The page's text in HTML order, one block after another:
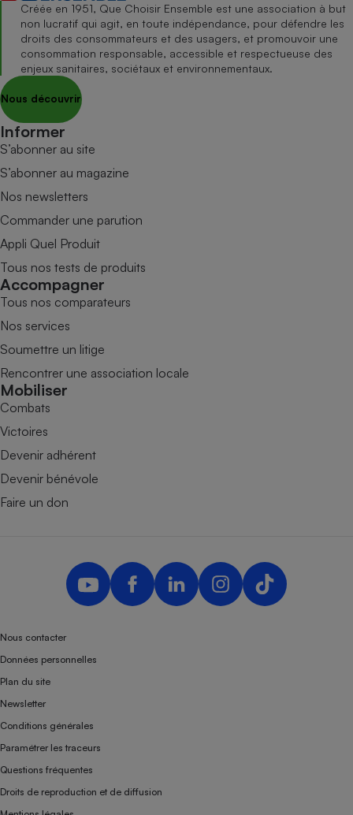
Créée en 1951, Que Choisir Ensemble est une association à but
non lucratif qui agit, en toute indépendance, pour défendre les
droits des consommateurs et des usagers, et promouvoir une
consommation responsable, accessible et respectueuse des
enjeux sanitaires, sociétaux et environnementaux.
Nous découvrir
Informer
S’abonner au site
S’abonner au magazine
Nos newsletters
Commander une parution
Appli Quel Produit
Tous nos tests de produits
Accompagner
Tous nos comparateurs
Nos services
Soumettre un litige
Rencontrer une association locale
Mobiliser
Combats
Victoires
Devenir adhérent
Devenir bénévole
Faire un don
Nous contacter
Données personnelles
Plan du site
Newsletter
Conditions générales
Paramétrer les traceurs
Questions fréquentes
Droits de reproduction et de diffusion